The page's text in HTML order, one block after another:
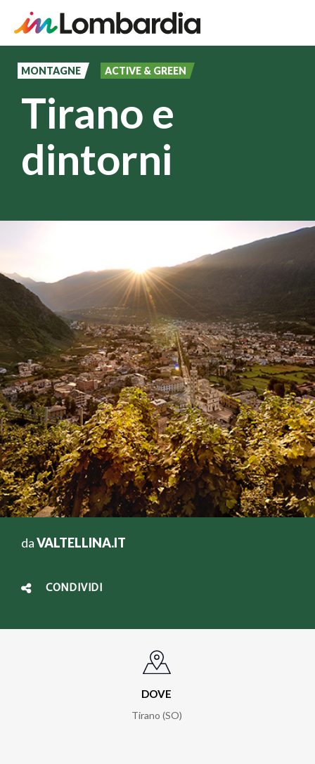
MONTAGNE ACTIVE & GREEN
Tirano e
dintorni
daVALTELLINA.IT
CONDIVIDI
DOVE
Tirano (SO)